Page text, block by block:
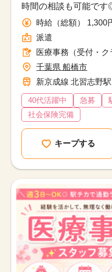
時間の相談も可能で
時給（総額） 1,300
派遣
医療事務（受付・ク
千葉県 船橋市
新京成線 北習志野
40代活躍中 急募
社会保険完備
キープする